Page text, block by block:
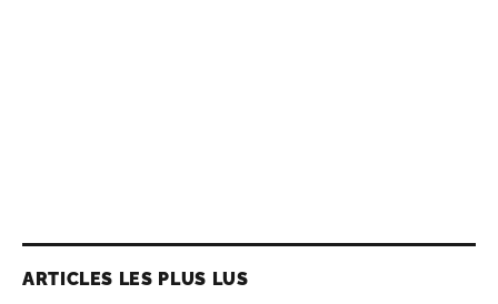
ARTICLES LES PLUS LUS